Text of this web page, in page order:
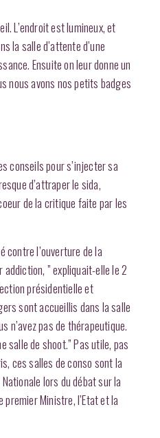
L’endroit est lumineux, et
la salle d’attente d’une
Ensuite on leur donne un
nous avons nos petits badges
conseils pour s’injecter sa
d’attraper le sida,
de la critique faite par les
contre l’ouverture de la
” expliquait-elle le 2
présidentielle et
sont accueillis dans la salle
n’avez pas de thérapeutique.
salle de shoot.” Pas utile, pas
ces salles de conso sont la
lors du débat sur la
premier Ministre, l’Etat et la